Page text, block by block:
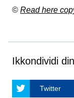
© Read here
Ikkondividi
Twitter